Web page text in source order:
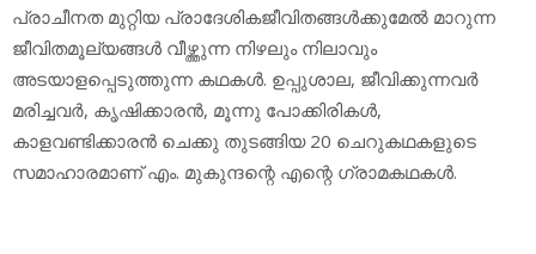
പ്രാചീനത മുറ്റിയ പ്രാദേശികജീവിതങ്ങള്‍ക്കുമേല്‍ മാറുന്ന
ജീവിതമൂല്യങ്ങള്‍ വീഴ്ത്തുന്ന നിഴലും നിലാവും
അടയാളപ്പെടുത്തുന്ന കഥകള്‍. ഉപ്പുശാല, ജീവിക്കുന്നവര്‍
മരിച്ചവര്‍, കൃഷിക്കാരന്‍, മൂന്നു പോക്കിരികള്‍,
കാളവണ്ടിക്കാരന്‍ ചെക്കു തുടങ്ങിയ 20 ചെറുകഥകളുടെ
സമാഹാരമാണ് എം. മുകുന്ദന്റെ എന്റെ ഗ്രാമകഥകള്‍.